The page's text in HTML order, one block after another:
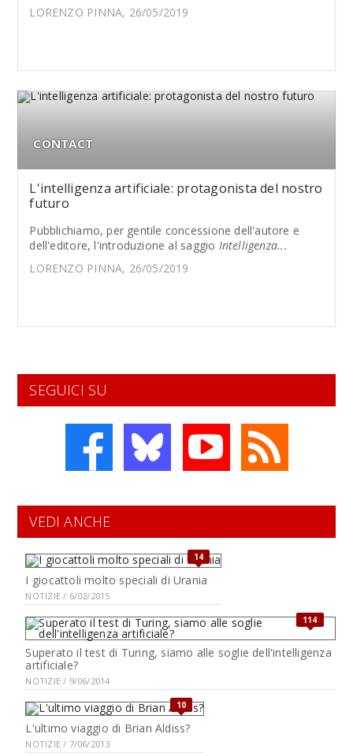
LORENZO PINNA, 26/05/2019
CONTACT
L'intelligenza artificiale: protagonista del nostro
futuro
Pubblichiamo, per gentile concessione dell'autore e
dell'editore, l'introduzione al saggio Intelligenza...
LORENZO PINNA, 26/05/2019
SEGUICI SU
VEDI ANCHE
14
I giocattoli molto speciali di Urania
NOTIZIE / 6/02/2015
114
Superato il test di Turing, siamo alle soglie dell'intelligenza
artificiale?
NOTIZIE / 9/06/2014
10
L'ultimo viaggio di Brian Aldiss?
NOTIZIE / 7/06/2013